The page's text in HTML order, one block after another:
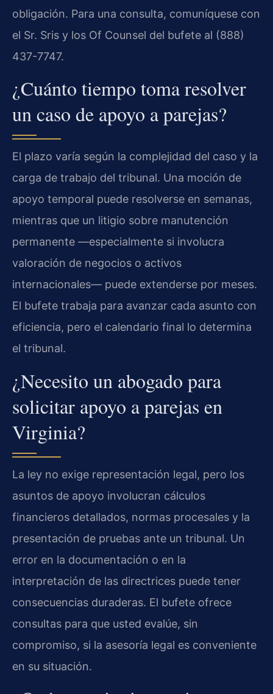
obligación. Para una consulta, comuníquese con
el Sr. Sris y los Of Counsel del bufete al (888)
437-7747.
¿Cuánto tiempo toma resolver
un caso de apoyo a parejas?
El plazo varía según la complejidad del caso y la
carga de trabajo del tribunal. Una moción de
apoyo temporal puede resolverse en semanas,
mientras que un litigio sobre manutención
permanente —especialmente si involucra
valoración de negocios o activos
internacionales— puede extenderse por meses.
El bufete trabaja para avanzar cada asunto con
eficiencia, pero el calendario final lo determina
el tribunal.
¿Necesito un abogado para
solicitar apoyo a parejas en
Virginia?
La ley no exige representación legal, pero los
asuntos de apoyo involucran cálculos
financieros detallados, normas procesales y la
presentación de pruebas ante un tribunal. Un
error en la documentación o en la
interpretación de las directrices puede tener
consecuencias duraderas. El bufete ofrece
consultas para que usted evalúe, sin
compromiso, si la asesoría legal es conveniente
en su situación.